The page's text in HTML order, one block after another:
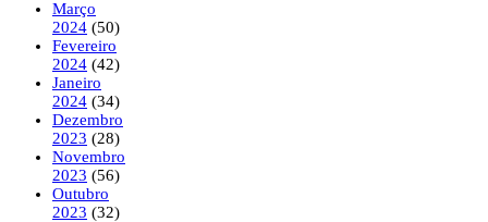
Março
2024 (50)
Fevereiro
2024 (42)
Janeiro
2024 (34)
Dezembro
2023 (28)
Novembro
2023 (56)
Outubro
2023 (32)